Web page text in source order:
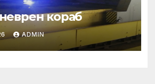
кораб
ADMIN